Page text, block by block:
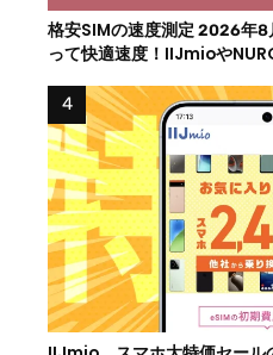
格安SIMの速度測定 2026年
って快適速度！IIJmioや